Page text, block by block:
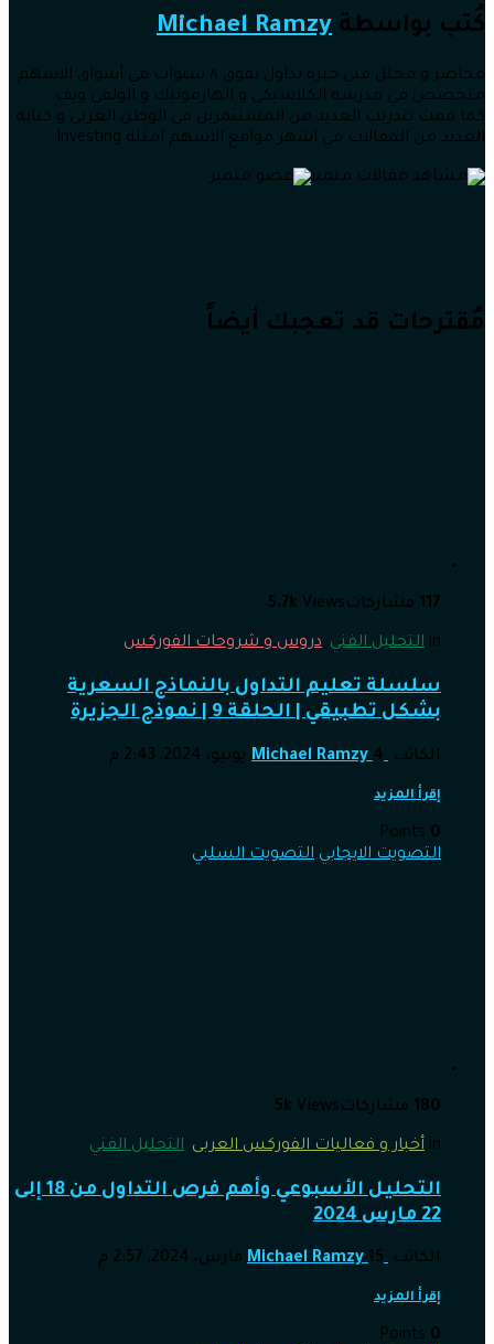
كُتب بواسطة Michael Ramzy
محاضر و محلل فني خبره تداول تفوق ٨ سنوات في أسواق الاسهم
متخصص في مدرسه الكلاسيكي و الهارمونيك و الولفي ويف.
كما قمت بتدريب العديد من المستثمرين في الوطن العربي و كتابه
العديد من المقالات في اشهر مواقع الاسهم امثله Investing
مُقترحات قد تعجبك أيضاً
117 مشاركات 5.7k Views
in التحليل الفني دروس و شروحات الفوركس
سلسلة تعليم التداول بالنماذج السعرية
بشكل تطبيقي | الحلقة 9 | نموذج الجزيرة
الكاتب Michael Ramzy 4 يونيو، 2024, 2:43 م
إقرأ المزيد
0
التصويت الايجابي التصويت السلبي
180 مشاركات 5k Views
in أخبار و فعاليات الفوركس العربى التحليل الفني
التحليل الأسبوعي وأهم فرص التداول من 18 إلى
22 مارس 2024
الكاتب Michael Ramzy 15 مارس، 2024, 2:57 م
إقرأ المزيد
0